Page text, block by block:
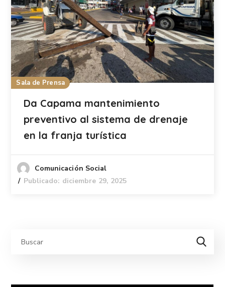
Sala de Prensa
Da Capama mantenimiento
preventivo al sistema de drenaje
en la franja turística
Comunicación Social
Publicado: diciembre 29, 2025